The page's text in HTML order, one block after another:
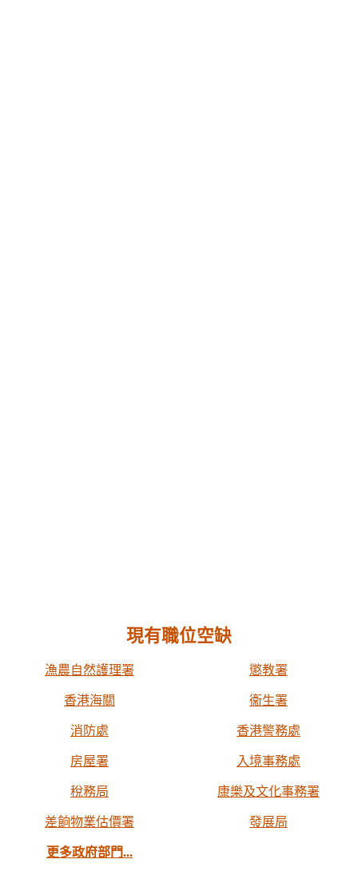
現有職位空缺
漁農自然護理署 懲教署
香港海關 衞生署
消防處 香港警務處
房屋署 入境事務處
稅務局 康樂及文化事務署
差餉物業估價署 發展局
更多政府部門...